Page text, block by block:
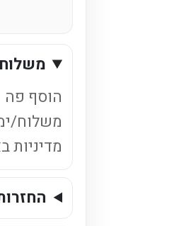
אפרסק
500מ"ל
ישראלי
הוסף פה
משלוח/
מדיניות